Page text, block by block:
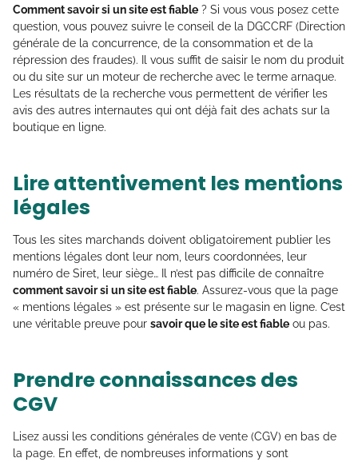
Comment savoir si un site est fiable ? Si vous vous posez cette
question, vous pouvez suivre le conseil de la DGCCRF (Direction
générale de la concurrence, de la consommation et de la
répression des fraudes). Il vous suffit de saisir le nom du produit
ou du site sur un moteur de recherche avec le terme arnaque.
Les résultats de la recherche vous permettent de vérifier les
avis des autres internautes qui ont déjà fait des achats sur la
boutique en ligne.
Lire attentivement les mentions
légales
Tous les sites marchands doivent obligatoirement publier les
mentions légales dont leur nom, leurs coordonnées, leur
numéro de Siret, leur siège… Il n’est pas difficile de connaître
comment savoir si un site est fiable. Assurez-vous que la page
« mentions légales » est présente sur le magasin en ligne. C’est
une véritable preuve pour savoir que le site est fiable ou pas.
Prendre connaissances des
CGV
Lisez aussi les conditions générales de vente (CGV) en bas de
la page. En effet, de nombreuses informations y sont